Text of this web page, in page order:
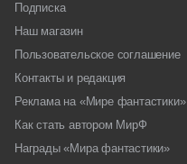
Подписка
Наш магазин
Пользовательское соглашение
Контакты и редакция
Реклама на «Мире фантастики»
Как стать автором МирФ
Награды «Мира фантастики»